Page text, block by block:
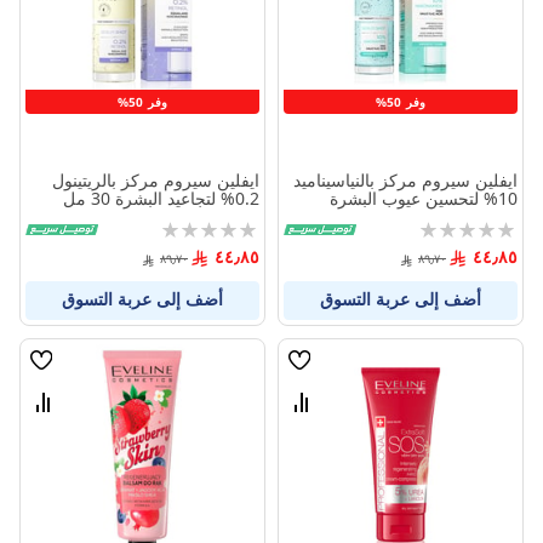
وفر 50%
ايفلين سيروم مركز بالنياسيناميد
10% لتحسين عيوب البشرة
Rating:
0%
٤٤٫٨٥ ٨٩٫٧٠
أضف إلى عربة التسوق
وفر 50%
ايفلين سيروم مركز بالريتينول
0.2% لتجاعيد البشرة 30 مل
Rating:
0%
٤٤٫٨٥ ٨٩٫٧٠
أضف إلى عربة التسوق
قائمة
قارن
قائمة
قارن